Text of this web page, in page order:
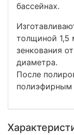
бассейнах.
толщиной 1,5
зенкования
диаметра.
После
полиэфирным